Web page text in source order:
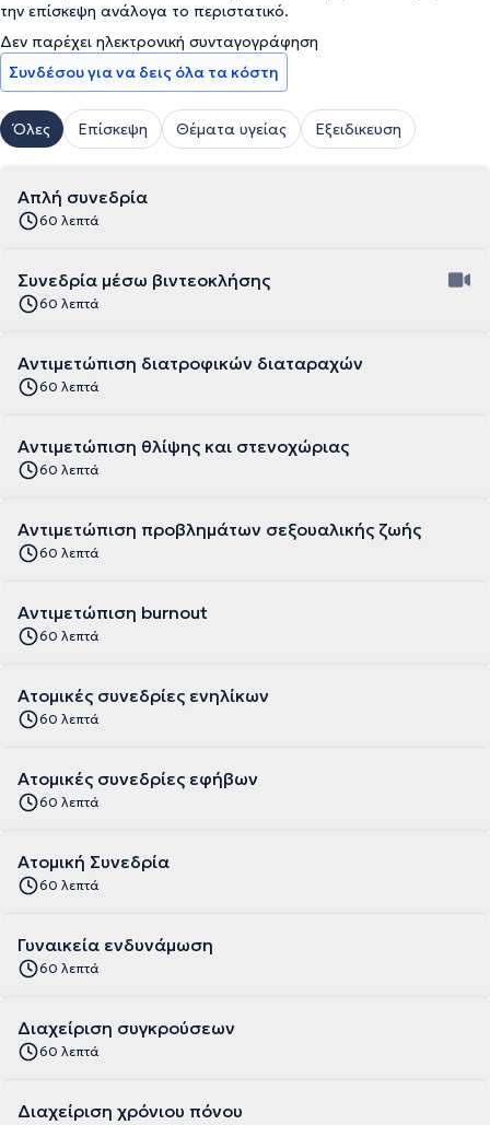
την επίσκεψη ανάλογα το περιστατικό.
Δεν παρέχει ηλεκτρονική συνταγογράφηση
Συνδέσου για να δεις όλα τα κόστη
Όλες Επίσκεψη Θέματα υγείας Εξειδικευση
Απλή συνεδρία
60 λεπτά
Συνεδρία μέσω βιντεοκλήσης
60 λεπτά
Αντιμετώπιση διατροφικών διαταραχών
60 λεπτά
Αντιμετώπιση θλίψης και στενοχώριας
60 λεπτά
Αντιμετώπιση προβλημάτων σεξουαλικής ζωής
60 λεπτά
Αντιμετώπιση burnout
60 λεπτά
Ατομικές συνεδρίες ενηλίκων
60 λεπτά
Ατομικές συνεδρίες εφήβων
60 λεπτά
Ατομική Συνεδρία
60 λεπτά
Γυναικεία ενδυνάμωση
60 λεπτά
Διαχείριση συγκρούσεων
60 λεπτά
Διαχείριση χρόνιου πόνου